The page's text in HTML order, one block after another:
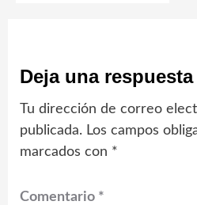
Deja una respuesta
Tu dirección de correo
publicada. Los campos
marcados con *
Comentario *